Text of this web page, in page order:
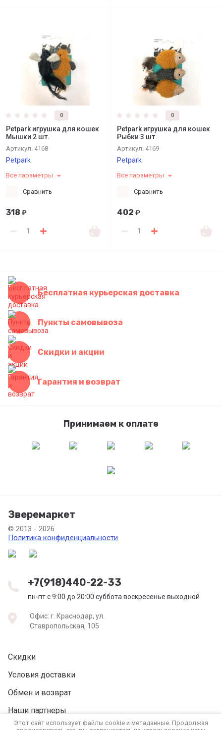
0
Petpark игрушка для кошек
Мышки 2 шт.
Артикул: 4168
Petpark
Все параметры
Сравнить
318 ₽
0
Petpark игрушка для кошек
Рыбки 3 шт
Артикул: 4169
Petpark
Все параметры
Сравнить
402 ₽
Бесплатная курьерская доставка
Пункты самовывоза
Скидки и акции
Гарантия и возврат
Принимаем к оплате
Зверемаркет
© 2013 - 2026
Политика конфиденциальности
+7(918)440-22-33
пн-пт с 9:00 до 20:00 суббота воскресенье выходной
Офис: г. Краснодар, ул.
Ставропольская, 105
Скидки
Условия доставки
Обмен и возврат
Наши партнеры
Этот сайт использует файлы cookie и метаданные. Продолжая